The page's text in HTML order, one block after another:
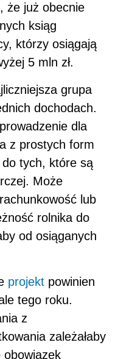
że już obecnie
ksiąg
którzy osiągają
5 mln zł.
grupa
dochodach.
dla
z prostych form
tych, które są
Może
lub
rolnika do
od osiąganych
projekt powinien
tego roku.
z
zależałaby